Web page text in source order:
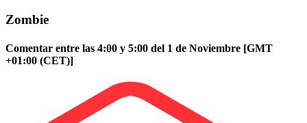
Zombie
Comentar entre las 4:00 y 5:00 del 1 de Noviembre [GMT
+01:00 (CET)]